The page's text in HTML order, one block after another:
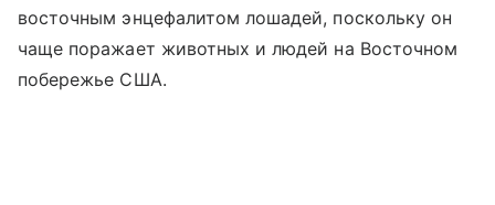
восточным энцефалитом лошадей, поскольку он
чаще поражает животных и людей на Восточном
побережье США.